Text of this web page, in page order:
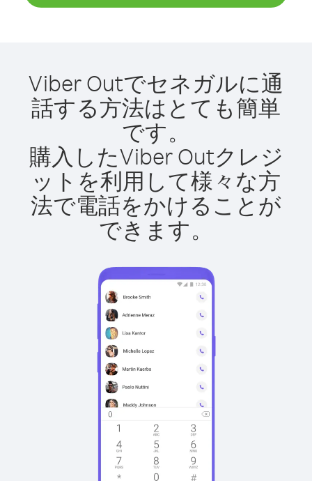
Viber Outでセネガルに通
話する方法はとても簡単
です。
購入したViber Outクレジ
ットを利用して様々な方
法で電話をかけることが
できます。